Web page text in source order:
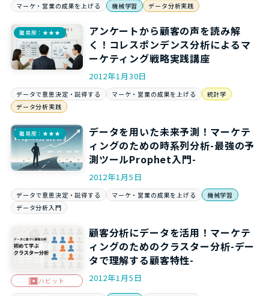
マーケ・営業の成果を上げる 機械学習 データ分析実践
難易度：★★★
アンケートから顧客の声を読み解
く！コレスポンデンス分析によるマ
ーケティング戦略実践講座
2012年1月30日
データで意思決定・説得する マーケ・営業の成果を上げる
統計学
データ分析実践
難易度：★★★
データを用いた未来予測！マーケテ
ィングのための時系列分析-最強の予
測ツールProphet入門-
2012年1月5日
データで意思決定・説得する マーケ・営業の成果を上げる
機械学習
データ分析入門
ハビット
顧客分析にデータを活用！マーケテ
ィングのためのクラスター分析-デー
タで理解する顧客特性-
2012年1月5日